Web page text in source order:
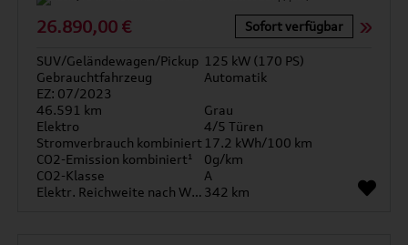
26.890,00 € Sofort verfügbar
SUV/Geländewagen/Pickup 125 kW (170 PS)
Gebrauchtfahrzeug
Automatik
EZ: 07/2023
46.591 km
Grau
Elektro
4/5 Türen
Stromverbrauch kombiniert 17.2 kWh/100 km
CO2-Emission kombiniert¹
0g/km
CO2-Klasse
A
Elektr. Reichweite nach WLTP* 342 km